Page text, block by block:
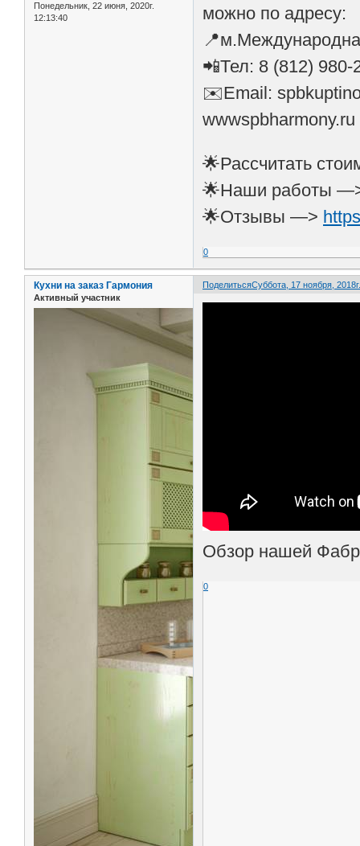
Понедельник, 22 июня, 2020г.
12:13:40
можно по адресу:
📲Тел: 8 (812) 980-
✉️Email:
wwwspbharmony.ru
🌟Рассчитать
🌟Наши работы
🌟Отзывы —>
0
ПоделитьсяСуббота, 17 ноября,
Кухни на заказ Гармония
Активный участник
Обзор нашей
0